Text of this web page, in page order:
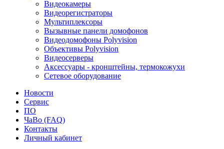
Видеокамеры
Видеорегистраторы
Мультиплексоры
Вызывные панели домофонов
Видеодомофоны Polyvision
Объективы Polyvision
Видеосерверы
Аксессуары - кронштейны, термокожухи
Сетевое оборудование
Новости
Сервис
ПО
ЧаВо (FAQ)
Контакты
Личный кабинет